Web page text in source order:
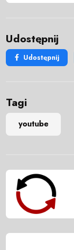
Udostępnij
Udostępnij
Tagi
youtube